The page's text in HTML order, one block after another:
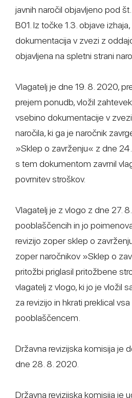
javnih naročil objavljeno pod
B01. Iz točke 1.3. objave
dokumentacija v zvezi z
objavljena na spletni strani
Vlagatelj je dne 19. 8. 2020,
prejem ponudb, vložil
vsebino dokumentacije v
naročila, ki ga je naročnik
»Sklep o zavrženju« z dne
s tem dokumentom zavrnil
povrnitev stroškov.
Vlagatelj je z vlogo z dne 27.
pooblaščencih in jo
revizijo zoper sklep o
zoper naročnikov »Sklep o
pritožbi priglasil pritožbene
vlagatelj z vlogo, ki jo je vložil
za revizijo in hkrati preklical
pooblaščencem.
Državna revizijska komisija je
dne 28. 8. 2020.
Državna revizijska komisija je